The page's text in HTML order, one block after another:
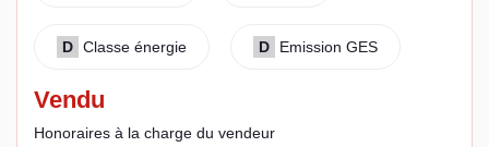
D Classe énergie D Emission GES
Vendu
Honoraires à la charge du vendeur